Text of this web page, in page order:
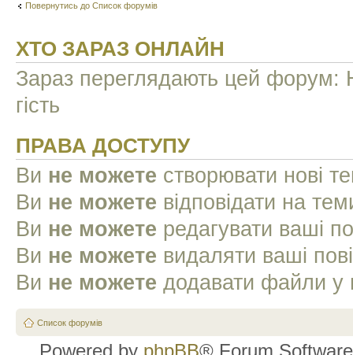
Повернутись до Список форумів
ХТО ЗАРАЗ ОНЛАЙН
Зараз переглядають цей форум:
гість
ПРАВА ДОСТУПУ
Ви не можете створювати нові
Ви не можете відповідати на
Ви не можете редагувати ваші
Ви не можете видаляти ваші
Ви не можете додавати файли у
Список форумів
Powered by phpBB® Forum